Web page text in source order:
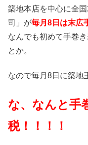
築地本店を中心に全
司」が毎月8日は末広
なんでも初めて手巻
とか。
なので毎月8日に築地
な、なんと手
税！！！！